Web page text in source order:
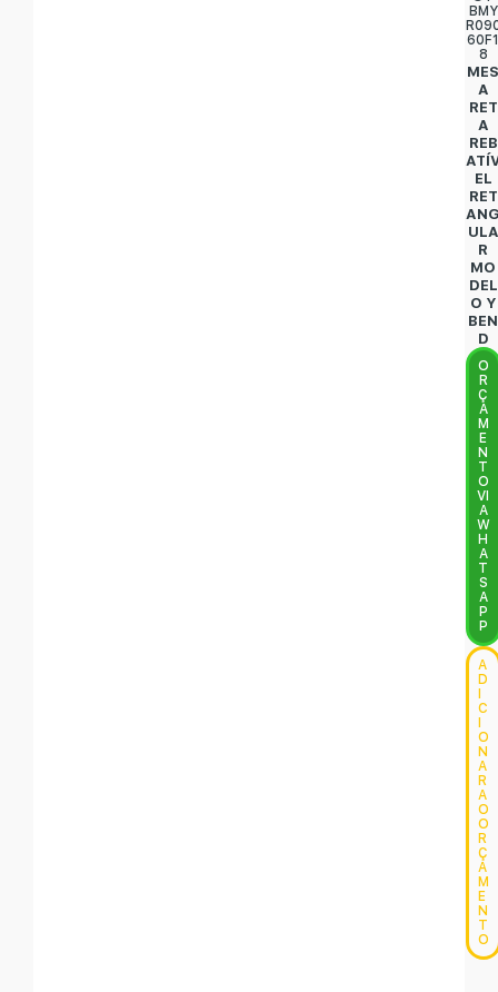
BMY
8
A
RET
A
REB
EL
RET
ULA
R
MO
DEL
O Y
BEN
D
O
R
Ç
A
M
E
N
T
O
VI
A
W
H
A
T
S
A
P
P
A
D
C
O
N
A
R
A
O
O
R
Ç
A
M
E
N
T
O